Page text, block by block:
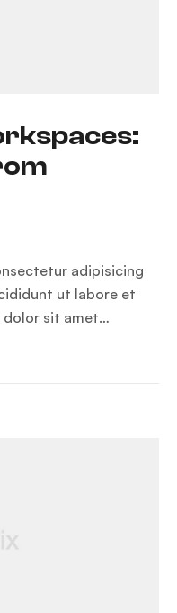
adipisicing
ut labore et
dolor sit amet…